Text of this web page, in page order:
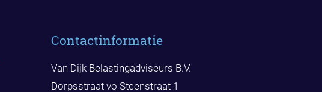
Contactinformatie
Van Dijk Belastingadviseurs B.V.
Dorpsstraat vo Steenstraat 1